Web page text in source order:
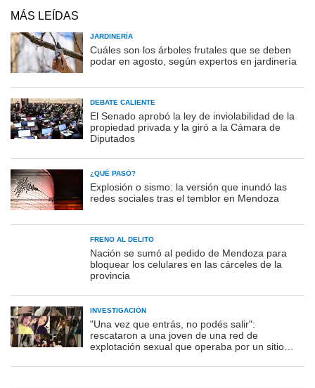
MÁS LEÍDAS
JARDINERÍA
Cuáles son los árboles frutales que se deben
podar en agosto, según expertos en jardinería
DEBATE CALIENTE
El Senado aprobó la ley de inviolabilidad de la
propiedad privada y la giró a la Cámara de
Diputados
¿QUÉ PASÓ?
Explosión o sismo: la versión que inundó las
redes sociales tras el temblor en Mendoza
FRENO AL DELITO
Nación se sumó al pedido de Mendoza para
bloquear los celulares en las cárceles de la
provincia
INVESTIGACIÓN
"Una vez que entrás, no podés salir":
rescataron a una joven de una red de
explotación sexual que operaba por un sitio